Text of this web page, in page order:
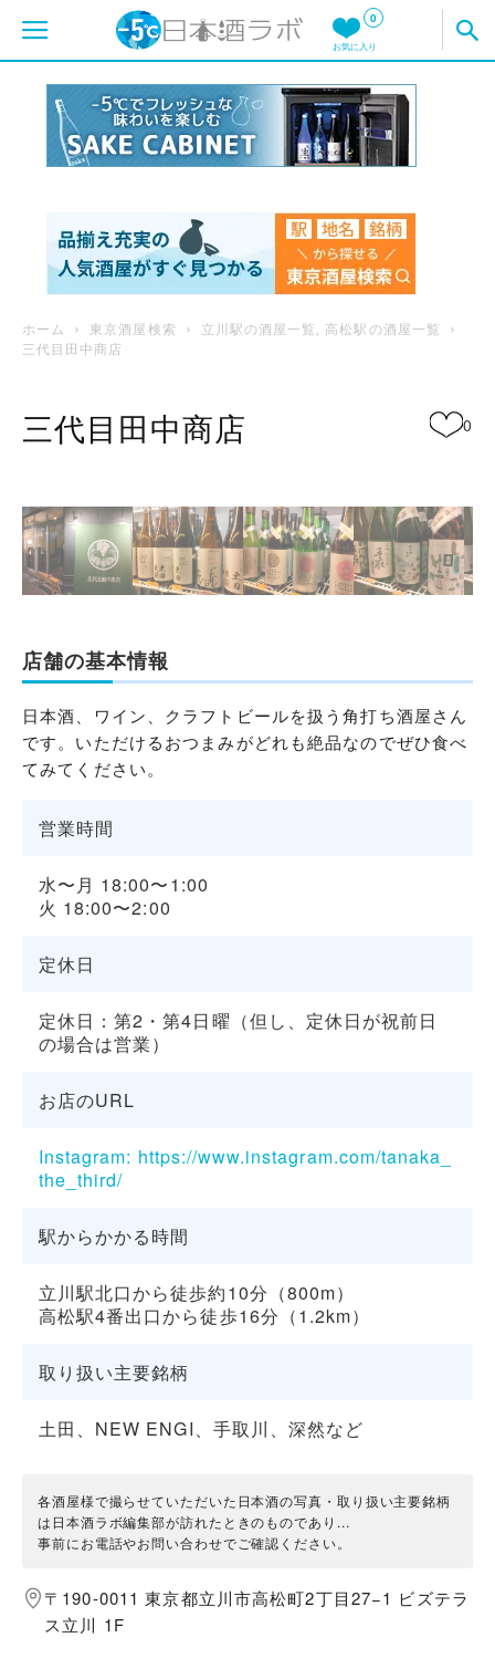
0
お気に入り
ホーム 東京酒屋検索 立川駅の酒屋一覧, 高松駅の酒屋一覧
三代目田中商店
三代目田中商店 0
店舗の基本情報
日本酒、ワイン、クラフトビールを扱う角打ち酒屋さん
です。いただけるおつまみがどれも絶品なのでぜひ食べ
てみてください。
営業時間
水〜月 18:00〜1:00
火 18:00〜2:00
定休日
定休日：第2・第4日曜（但し、定休日が祝前日
の場合は営業）
お店のURL
Instagram: https://www.instagram.com/tanaka_
the_third/
駅からかかる時間
立川駅北口から徒歩約10分（800m）
高松駅4番出口から徒歩16分（1.2km）
取り扱い主要銘柄
土田、NEW ENGI、手取川、深然など
各酒屋様で撮らせていただいた日本酒の写真・取り扱い主要銘柄
は日本酒ラボ編集部が訪れたときのものであり...
事前にお電話やお問い合わせでご確認ください。
〒190-0011 東京都立川市高松町2丁目27−1 ビズテラ
ス立川 1F